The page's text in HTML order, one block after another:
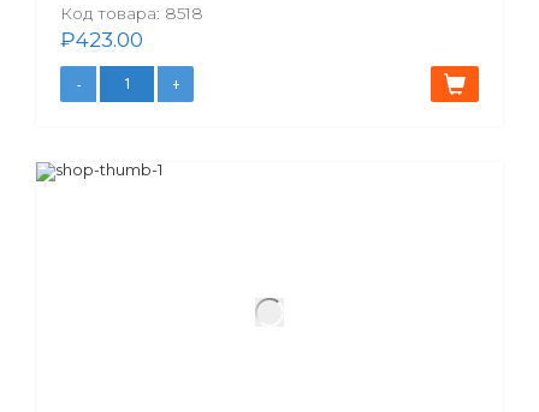
Код товара: 8518
₽423.00